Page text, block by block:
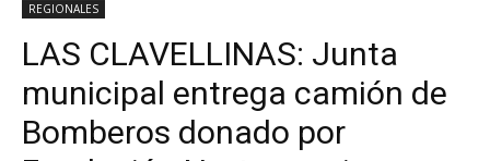
REGIONALES
LAS CLAVELLINAS: Junta
municipal entrega camión de
Bomberos donado por